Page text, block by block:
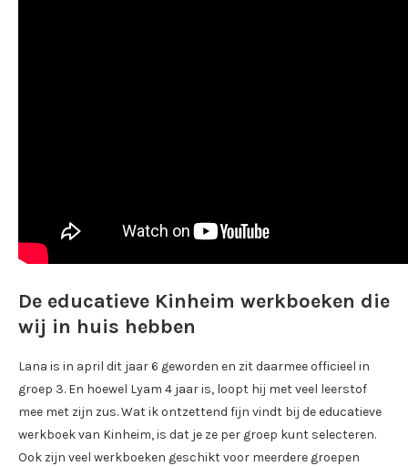
De educatieve Kinheim werkboeken die
wij in huis hebben
Lana is in april dit jaar 6 geworden en zit daarmee officieel in
groep 3. En hoewel Lyam 4 jaar is, loopt hij met veel leerstof
mee met zijn zus. Wat ik ontzettend fijn vindt bij de educatieve
werkboek van Kinheim, is dat je ze per groep kunt selecteren.
Ook zijn veel werkboeken geschikt voor meerdere groepen